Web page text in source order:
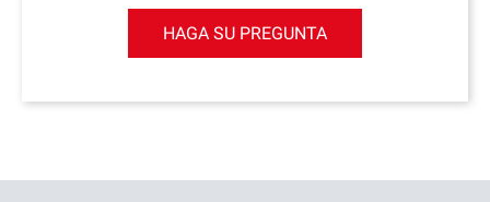
HAGA SU PREGUNTA